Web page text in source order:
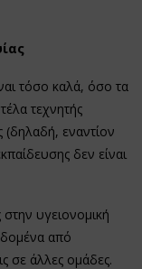
τόσο καλά, όσο τα
τεχνητής
εναντίον
δεν είναι
υγειονομική
από
σε άλλες ομάδες.